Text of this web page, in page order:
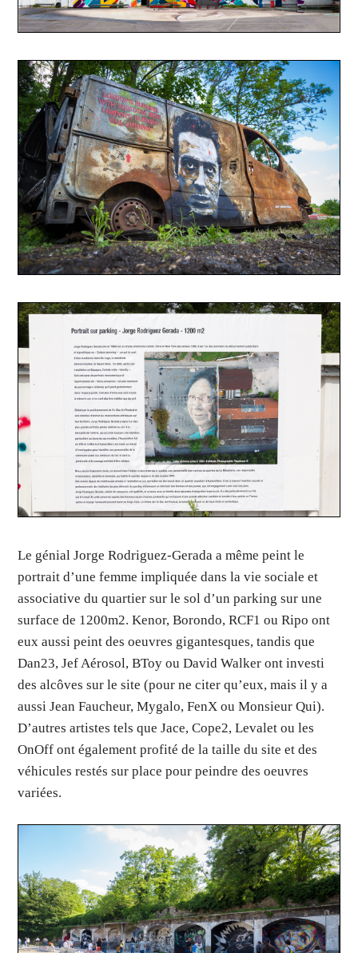
Le génial Jorge Rodriguez-Gerada a même peint le
portrait d’une femme impliquée dans la vie sociale et
associative du quartier sur le sol d’un parking sur une
surface de 1200m2. Kenor, Borondo, RCF1 ou Ripo ont
eux aussi peint des oeuvres gigantesques, tandis que
Dan23, Jef Aérosol, BToy ou David Walker ont investi
des alcôves sur le site (pour ne citer qu’eux, mais il y a
aussi Jean Faucheur, Mygalo, FenX ou Monsieur Qui).
D’autres artistes tels que Jace, Cope2, Levalet ou les
OnOff ont également profité de la taille du site et des
véhicules restés sur place pour peindre des oeuvres
variées.